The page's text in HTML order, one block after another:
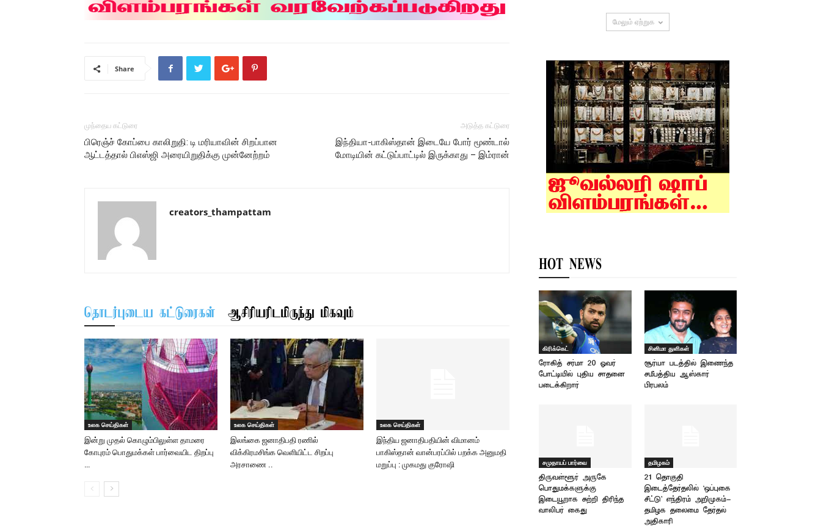
Share
முந்தைய கட்டுரை
பிரெஞ்ச் கோப்பை காலிறுதி: டி மரியாவின் சிறப்பான
ஆட்டத்தால் பிஎஸ்ஜி அரையிறுதிக்கு முன்னேற்றம்
அடுத்த கட்டுரை
இந்தியா-பாகிஸ்தான் இடையே போர் மூண்டால்
மோடியின் கட்டுப்பாட்டில் இருக்காது – இம்ரான்
creators_thampattam
தொடர்புடைய கட்டுரைகள் ஆசிரியரிடமிருந்து மிகவும்
உலக செய்திகள்
இன்று முதல் கொழும்பிலுள்ள தாமரை
கோபுரம் பொதுமக்கள் பார்வையிட திறப்பு
…
உலக செய்திகள்
இலங்கை ஜனாதிபதி ரணில்
விக்கிரமசிங்க வெளியிட்ட சிறப்பு
அரசாணை ..
உலக செய்திகள்
இந்திய ஜனாதிபதியின் விமானம்
பாகிஸ்தான் வான்பரப்பில் பறக்க அனுமதி
மறுப்பு : முகமது குரோஷி
மேலும் ஏற்றுக
HOT NEWS
கிரிக்கெட்
ரோகித் சர்மா 20 ஓவர்
போட்டியில் புதிய சாதனை
படைக்கிறார்
சினிமா துளிகள்
சூர்யா படத்தில் இணைந்த
சமீபத்திய ஆஸ்கார்
பிரபலம்
சமுதாயப் பார்வை
திருவள்ளூர் அருகே
பொதுமக்களுக்கு
இடையூறாக சுற்றி திரிந்த
வாலிபர் கைது
தமிழகம்
21 தொகுதி
இடைத்தேர்தலில் ‘ஒப்புகை
சீட்டு’ எந்திரம் அறிமுகம்-
தமிழக தலைமை தேர்தல்
அதிகாரி